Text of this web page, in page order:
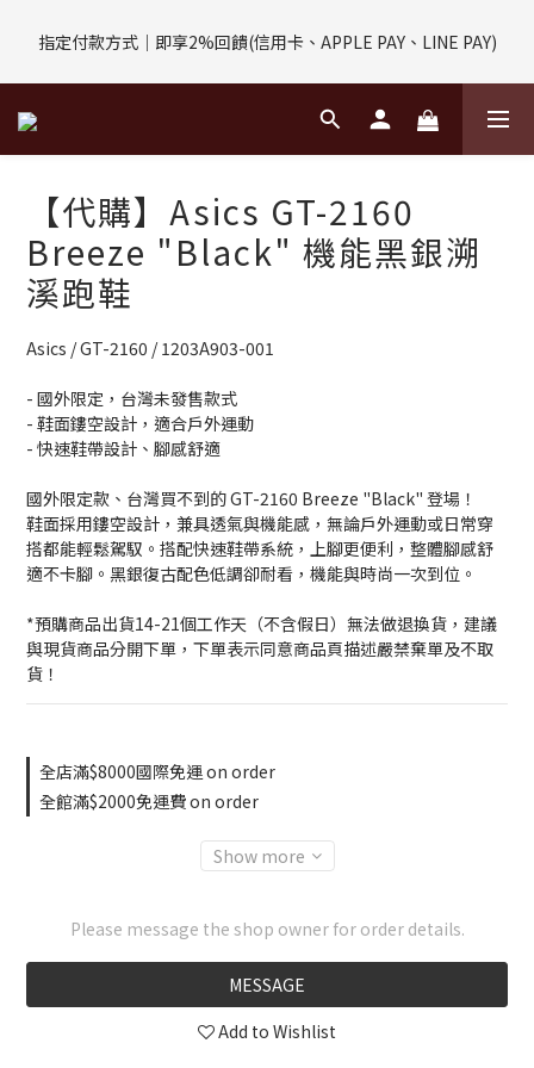
金
指定付款方式｜即享2%回饋(信用卡、APPLE PAY、LINE PAY)
評價回饋｜訂單完成後7天內填寫5字以上評價，即可獲得$30購物
【代購】Asics GT-2160
Breeze "Black" 機能黑銀溯
溪跑鞋
Asics / GT-2160 / 1203A903-001
- 國外限定，台灣未發售款式
- 鞋面鏤空設計，適合戶外運動
- 快速鞋帶設計、腳感舒適
國外限定款、台灣買不到的 GT-2160 Breeze "Black" 登場！
鞋面採用鏤空設計，兼具透氣與機能感，無論戶外運動或日常穿
搭都能輕鬆駕馭。搭配快速鞋帶系統，上腳更便利，整體腳感舒
適不卡腳。黑銀復古配色低調卻耐看，機能與時尚一次到位。
*預購商品出貨14-21個工作天（不含假日）無法做退換貨，建議
與現貨商品分開下單，下單表示同意商品頁描述嚴禁棄單及不取
貨！
全店滿$8000國際免運 on order
全館滿$2000免運費 on order
Show more
Please message the shop owner for order details.
MESSAGE
Add to Wishlist